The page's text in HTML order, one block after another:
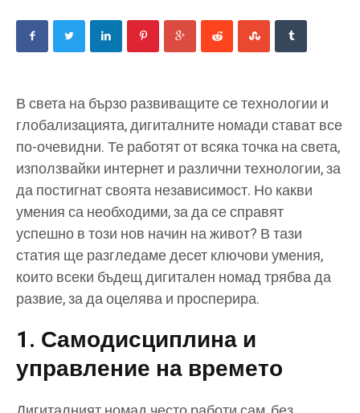
В света на бързо развиващите се технологии и
глобализацията, дигиталните номади стават все
по-очевидни. Те работят от всяка точка на света,
използвайки интернет и различни технологии, за
да постигнат своята независимост. Но какви
умения са необходими, за да се справят
успешно в този нов начин на живот? В тази
статия ще разгледаме десет ключови умения,
които всеки бъдещ дигитален номад трябва да
развие, за да оцелява и просперира.
1. Самодисциплина и
управление на времето